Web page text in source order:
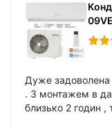
Дуже задоволена
. З монтажем в даній фірмі , встановлення зайняло
близько 2 годин , також допомогли налаштувати